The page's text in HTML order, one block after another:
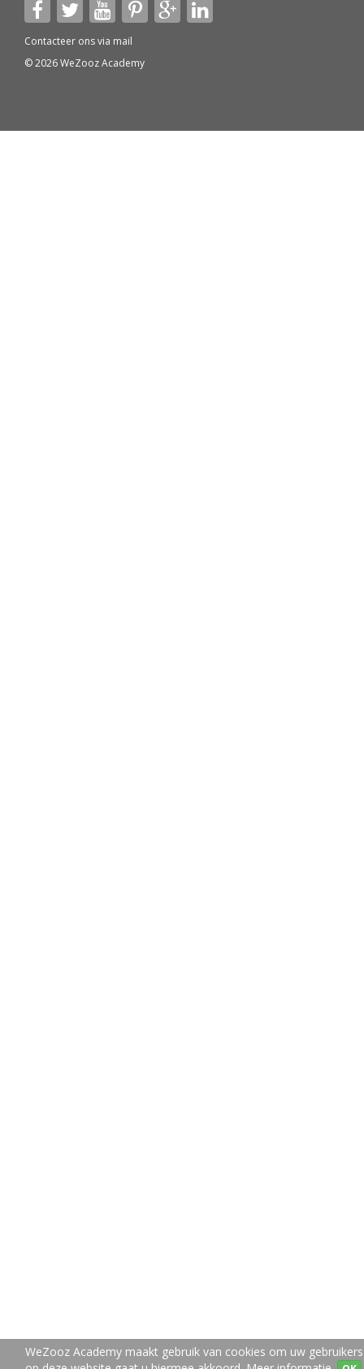
Contacteer ons via mail
© 2026 WeZooz Academy
WeZooz Academy maakt gebruik van cookies om uw